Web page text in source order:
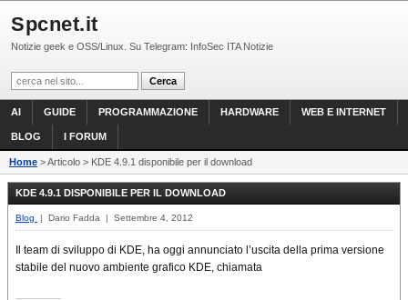
Spcnet.it
Notizie geek e OSS/Linux. Su Telegram: InfoSec ITA Notizie
AI GUIDE PROGRAMMAZIONE HARDWARE WEB E INTERNET
BLOG I FORUM
Home > Articolo > KDE 4.9.1 disponibile per il download
KDE 4.9.1 DISPONIBILE PER IL DOWNLOAD
Blog | Dario Fadda | Settembre 4, 2012
Il team di sviluppo di KDE, ha oggi annunciato l’uscita della prima versione
stabile del nuovo ambiente grafico KDE, chiamata